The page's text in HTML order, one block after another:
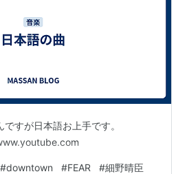
すが日本語お上手です。
#downtown #FEAR #細野晴臣